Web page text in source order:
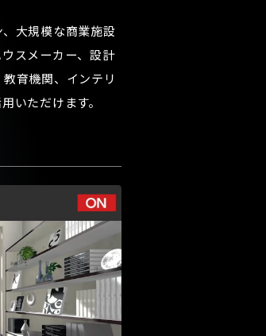
大規模な商業施設
スメーカー、設計
育機関、インテリ
いただけます。